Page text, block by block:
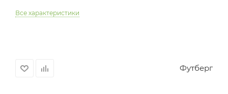
Все характеристики
Футберг